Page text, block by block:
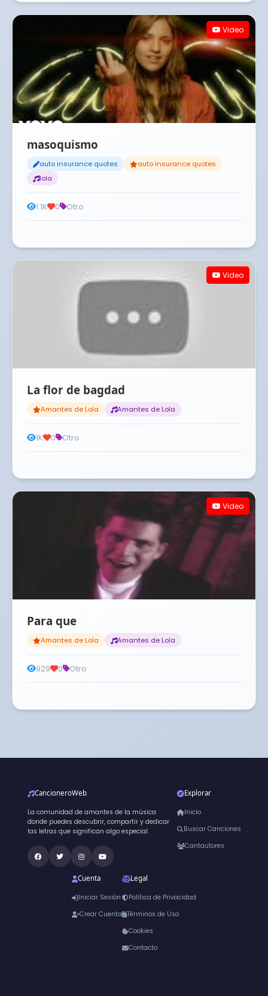
Video
masoquismo
auto insurance quotes
auto insurance quotes
lola
1.1K 0 Otro
Video
La flor de bagdad
Amantes de Lola Amantes de Lola
1K 0 Otro
Video
Para que
Amantes de Lola Amantes de Lola
929 0 Otro
CancioneroWeb
La comunidad de amantes de la música
donde puedes descubrir, compartir y dedicar
las letras que significan algo especial.
Explorar
Inicio
Buscar Canciones
Cantautores
Cuenta
Iniciar Sesión
Crear Cuenta
Legal
Política de Privacidad
Términos de Uso
Cookies
Contacto